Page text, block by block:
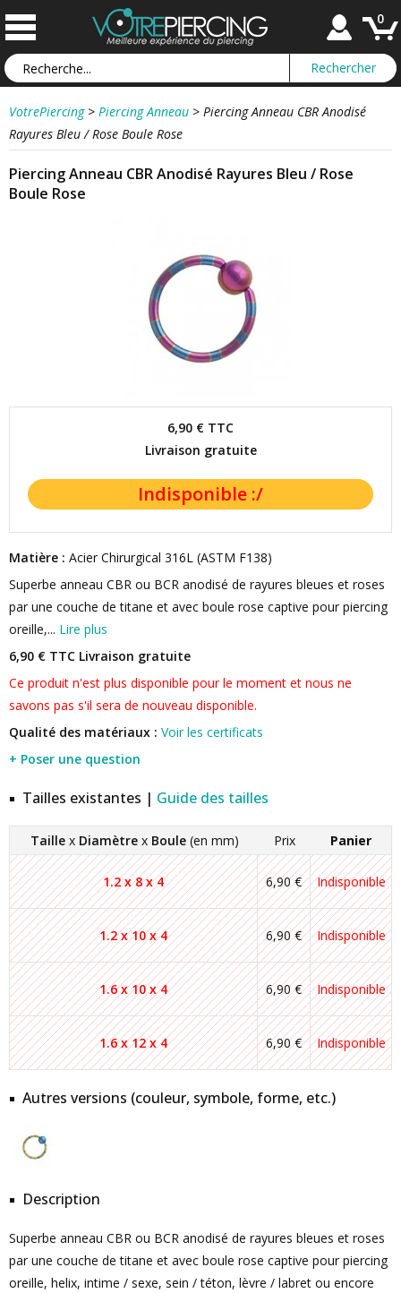
0
VotrePiercing > Piercing Anneau > Piercing Anneau CBR Anodisé
Rayures Bleu / Rose Boule Rose
Piercing Anneau CBR Anodisé Rayures Bleu / Rose
Boule Rose
6,90 € TTC
Livraison gratuite
Matière : Acier Chirurgical 316L (ASTM F138)
Superbe anneau CBR ou BCR anodisé de rayures bleues et roses
par une couche de titane et avec boule rose captive pour piercing
oreille,... Lire plus
6,90 € TTC Livraison gratuite
Ce produit n'est plus disponible pour le moment et nous ne
savons pas s'il sera de nouveau disponible.
Qualité des matériaux : Voir les certificats
+ Poser une question
Tailles existantes | Guide des tailles
Taillex Diamètrex Boule(en mm) Prix Panier
1.2 x 8 x 4 6,90 € Indisponible
1.2 x 10 x 4 6,90 € Indisponible
1.6 x 10 x 4 6,90 € Indisponible
1.6 x 12 x 4 6,90 € Indisponible
Autres versions (couleur, symbole, forme, etc.)
Description
Superbe anneau CBR ou BCR anodisé de rayures bleues et roses
par une couche de titane et avec boule rose captive pour piercing
oreille, helix, intime / sexe, sein / téton, lèvre / labret ou encore